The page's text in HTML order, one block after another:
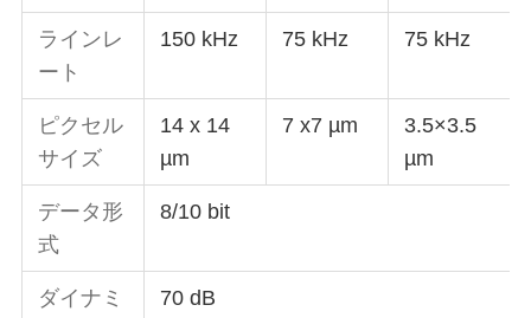
ラインレ
ート
150 kHz 75 kHz 75 kHz
ピクセル
サイズ
14 x 14
µm
7 x7 µm
3.5×3.5
µm
データ形
式
8/10 bit
ダイナミ
70 dB